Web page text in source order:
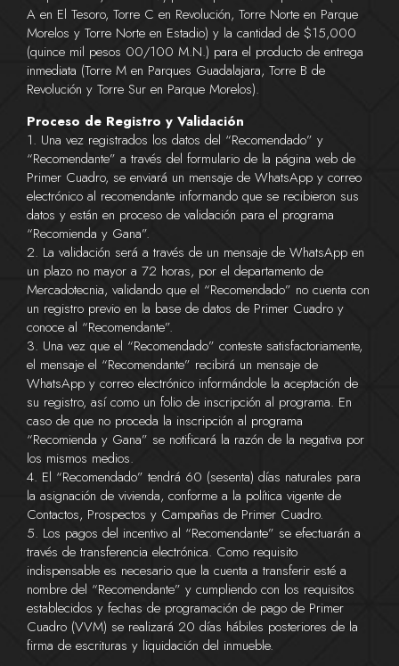
A en El Tesoro, Torre C en Revolución, Torre Norte en Parque
Morelos y Torre Norte en Estadio) y la cantidad de $15,000
(quince mil pesos 00/100 M.N.) para el producto de entrega
inmediata (Torre M en Parques Guadalajara, Torre B de
Revolución y Torre Sur en Parque Morelos).
Proceso de Registro y Validación
1. Una vez registrados los datos del “Recomendado” y
“Recomendante” a través del formulario de la página web de
Primer Cuadro, se enviará un mensaje de WhatsApp y correo
electrónico al recomendante informando que se recibieron sus
datos y están en proceso de validación para el programa
“Recomienda y Gana”.
2. La validación será a través de un mensaje de WhatsApp en
un plazo no mayor a 72 horas, por el departamento de
Mercadotecnia, validando que el “Recomendado” no cuenta con
un registro previo en la base de datos de Primer Cuadro y
conoce al “Recomendante”.
3. Una vez que el “Recomendado” conteste satisfactoriamente,
el mensaje el “Recomendante” recibirá un mensaje de
WhatsApp y correo electrónico informándole la aceptación de
su registro, así como un folio de inscripción al programa. En
caso de que no proceda la inscripción al programa
“Recomienda y Gana” se notificará la razón de la negativa por
los mismos medios.
4. El “Recomendado” tendrá 60 (sesenta) días naturales para
la asignación de vivienda, conforme a la política vigente de
Contactos, Prospectos y Campañas de Primer Cuadro.
5. Los pagos del incentivo al “Recomendante” se efectuarán a
través de transferencia electrónica. Como requisito
indispensable es necesario que la cuenta a transferir esté a
nombre del “Recomendante” y cumpliendo con los requisitos
establecidos y fechas de programación de pago de Primer
Cuadro (VVM) se realizará 20 días hábiles posteriores de la
firma de escrituras y liquidación del inmueble.